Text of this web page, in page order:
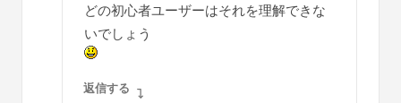
どの初心者ユーザーはそれを理解できな
いでしょう
返信する